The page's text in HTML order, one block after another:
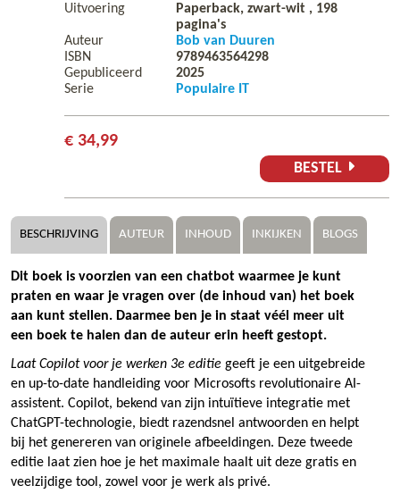
Uitvoering Paperback, zwart-wit , 198
pagina's
Auteur
Bob van Duuren
ISBN
9789463564298
Gepubliceerd
2025
Serie
Populaire IT
€ 34,99
BESTEL
BESCHRIJVING AUTEUR INHOUD INKIJKEN BLOGS
Dit boek is voorzien van een chatbot waarmee je kunt
praten en waar je vragen over (de inhoud van) het boek
aan kunt stellen. Daarmee ben je in staat véél meer uit
een boek te halen dan de auteur erin heeft gestopt.
Laat Copilot voor je werken 3e editie geeft je een uitgebreide
en up-to-date handleiding voor Microsofts revolutionaire AI-
assistent. Copilot, bekend van zijn intuïtieve integratie met
ChatGPT-technologie, biedt razendsnel antwoorden en helpt
bij het genereren van originele afbeeldingen. Deze tweede
editie laat zien hoe je het maximale haalt uit deze gratis en
veelzijdige tool, zowel voor je werk als privé.